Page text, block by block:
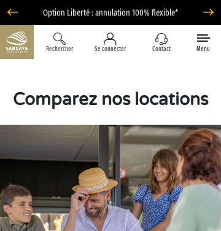
Option Liberté : annulation 100% flexible*
Rechercher Se connecter Contact Menu
Comparez nos locations